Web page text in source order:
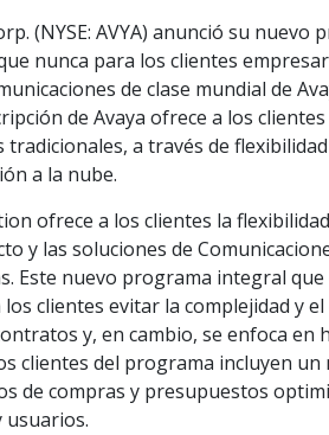
(NYSE: AVYA) anunció su
nunca para los clientes
de clase mundial de
de Avaya ofrece a los
a través de
a la nube.
ofrece a los clientes la
y las soluciones de
Este nuevo programa integral
clientes evitar la complejidad y
y, en cambio, se enfoca en
clientes del programa incluyen
de compras y presupuestos
usuarios.